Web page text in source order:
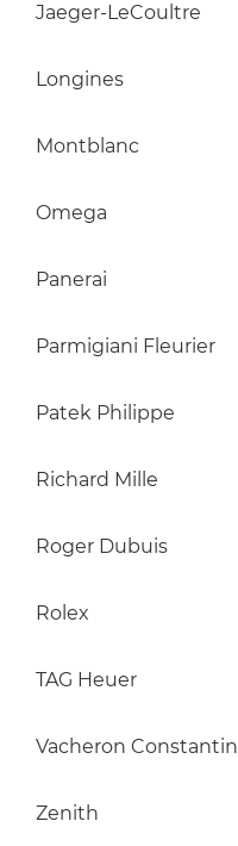
Jaeger-LeCoultre
Longines
Montblanc
Omega
Panerai
Parmigiani Fleurier
Patek Philippe
Richard Mille
Roger Dubuis
Rolex
TAG Heuer
Vacheron Constantin
Zenith